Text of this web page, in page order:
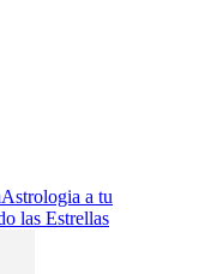
Astrologia a tu
las Estrellas